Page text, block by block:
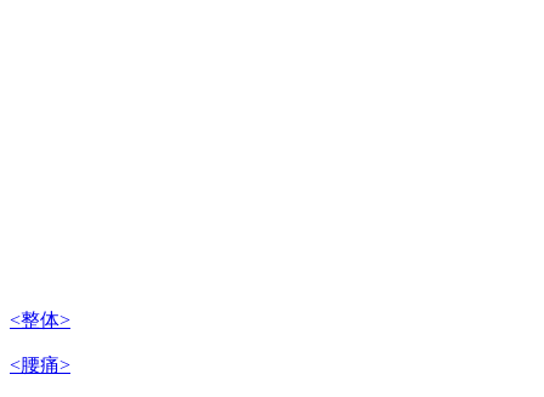
<整体>
<腰痛>